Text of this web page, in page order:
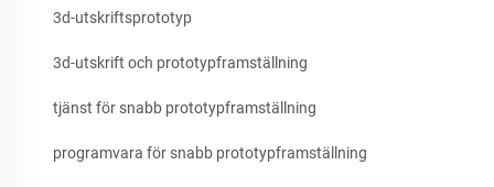
3d-utskriftsprototyp
3d-utskrift och prototypframställning
tjänst för snabb prototypframställning
programvara för snabb prototypframställning